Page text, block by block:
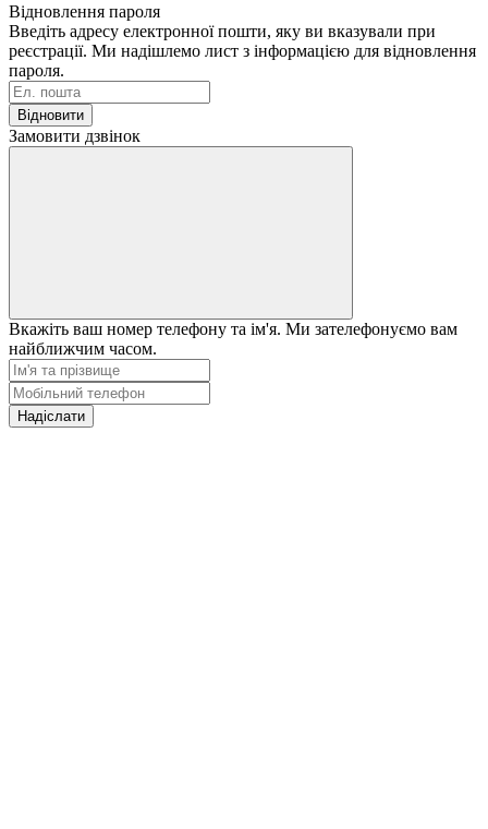
Відновлення пароля
Введіть адресу електронної пошти, яку ви вказували при
реєстрації. Ми надішлемо лист з інформацією для відновлення
пароля.
Відновити
Замовити дзвінок
Вкажіть ваш номер телефону та ім'я. Ми зателефонуємо вам
найближчим часом.
Надіслати